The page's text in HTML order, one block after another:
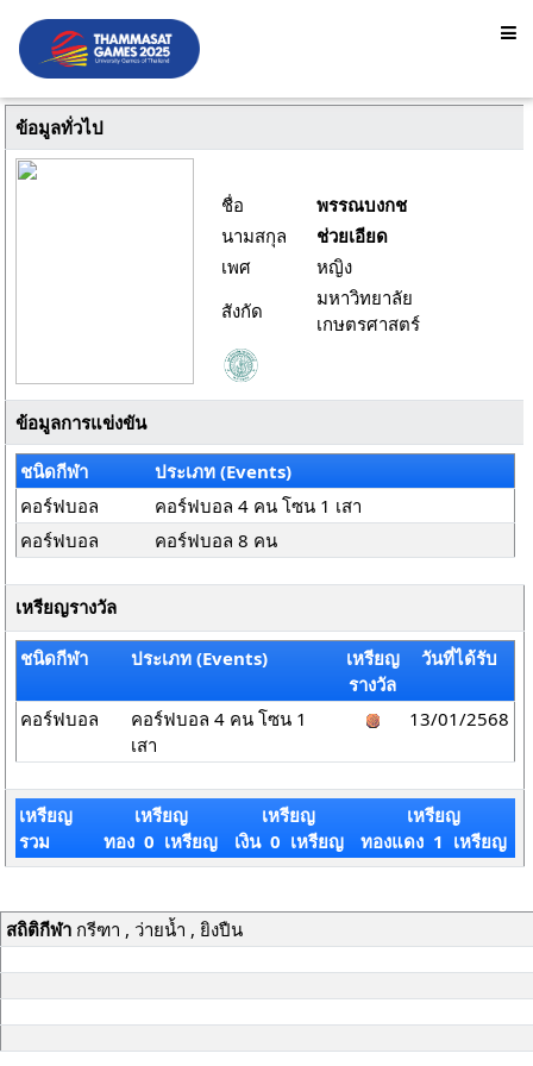
ข้อมูลทั่วไป
ชื่อ
พรรณบงกช
นามสกุล
ช่วยเอียด
เพศ
หญิง
สังกัด
มหาวิทยาลัย
เกษตรศาสตร์
ข้อมูลการแข่งขัน
ชนิดกีฬา
ประเภท (Events)
คอร์ฟบอล
คอร์ฟบอล 4 คน โซน 1 เสา
คอร์ฟบอล
คอร์ฟบอล 8 คน
เหรียญรางวัล
ชนิดกีฬา ประเภท (Events)
เหรียญ
รางวัล
วันที่ได้รับ
คอร์ฟบอล
คอร์ฟบอล 4 คน โซน 1
เสา
13/01/2568
เหรียญ
รวม
เหรียญ
ทอง 0 เหรียญ
เหรียญ
เงิน 0 เหรียญ
เหรียญ
ทองแดง 1 เหรียญ
สถิติกีฬากรีฑา , ว่ายน้ำ , ยิงปืน